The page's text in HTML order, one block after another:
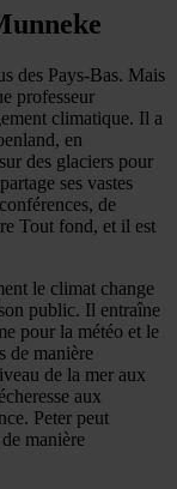
des Pays-Bas. Mais
professeur
climatique. Il a
en
des glaciers pour
ses vastes
de
Tout fond, et il est
le climat change
public. Il entraîne
pour la météo et le
de manière
de la mer aux
aux
Peter peut
manière